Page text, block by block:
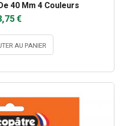
40 Mm 4 Couleurs
€
AU PANIER